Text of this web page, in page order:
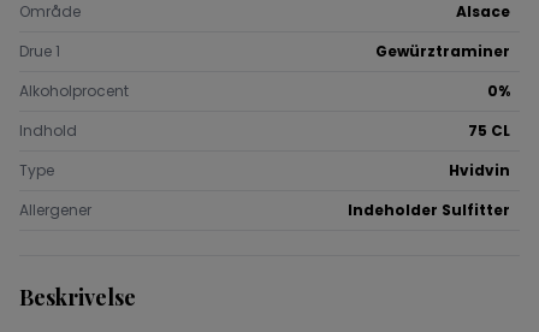
Område
Alsace
Drue 1
Gewürztraminer
Alkoholprocent
0%
Indhold
75 CL
Type
Hvidvin
Allergener
Indeholder Sulfitter
Beskrivelse